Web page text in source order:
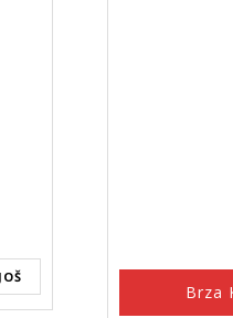
Brza